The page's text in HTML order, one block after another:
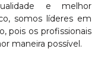
e melhor
somos líderes em
pois os profissionais
maneira possível.